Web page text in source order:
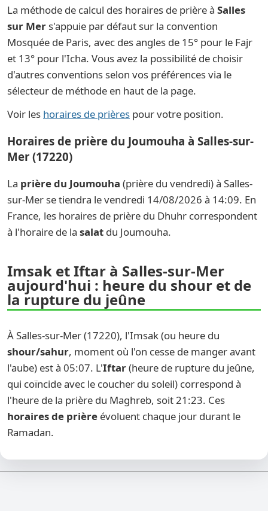
La méthode de calcul des horaires de prière à Salles
sur Mer s'appuie par défaut sur la convention
Mosquée de Paris, avec des angles de 15° pour le Fajr
et 13° pour l'Icha. Vous avez la possibilité de choisir
d'autres conventions selon vos préférences via le
sélecteur de méthode en haut de la page.
Voir les horaires de prières pour votre position.
Horaires de prière du Joumouha à Salles-sur-
Mer (17220)
La prière du Joumouha (prière du vendredi) à Salles-
sur-Mer se tiendra le vendredi 14/08/2026 à 14:09. En
France, les horaires de prière du Dhuhr correspondent
à l'horaire de la salat du Joumouha.
Imsak et Iftar à Salles-sur-Mer
aujourd'hui : heure du shour et de
la rupture du jeûne
À Salles-sur-Mer (17220), l'Imsak (ou heure du
shour/sahur, moment où l'on cesse de manger avant
l'aube) est à 05:07. L'Iftar(heure de rupture du jeûne,
qui coïncide avec le coucher du soleil) correspond à
l'heure de la prière du Maghreb, soit 21:23. Ces
horaires de prière évoluent chaque jour durant le
Ramadan.